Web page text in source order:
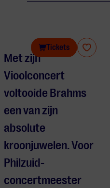
Tickets
Met zijn
Vioolconcert
voltooide Brahms
een van zijn
absolute
kroonjuwelen. Voor
Philzuid-
concertmeester